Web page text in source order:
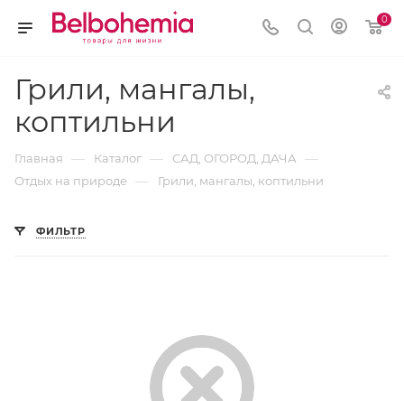
0
Грили, мангалы,
коптильни
Главная — Каталог — САД, ОГОРОД, ДАЧА —
Отдых на природе — Грили, мангалы, коптильни
ФИЛЬТР